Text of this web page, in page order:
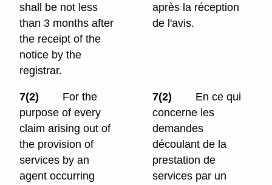
shall be not less
than 3 months after
the receipt of the
notice by the
registrar.
après la réception
de l'avis.
7(2)
For the
purpose of every
claim arising out of
the provision of
services by an
agent occurring
7(2)
En ce qui
concerne les
demandes
découlant de la
prestation de
services par un